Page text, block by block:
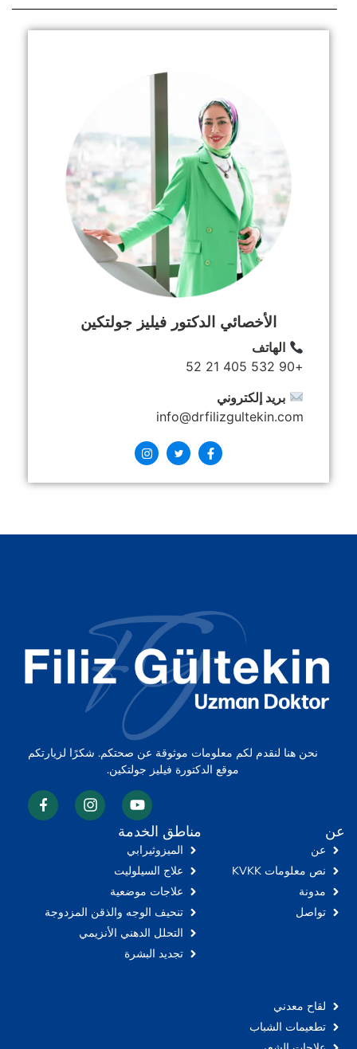
الأخصائي الدكتور فيليز جولتكين
الهاتف
+90 532 405 21 52
بريد إلكتروني
info@drfilizgultekin.com
نحن هنا لنقدم لكم معلومات موثوقة عن صحتكم. شكرًا لزيارتكم
موقع الدكتورة فيليز جولتكين.
عن
عن
نص معلومات KVKK
مدونة
تواصل
مناطق الخدمة
الميزوثيرابي
علاج السيلوليت
علاجات موضعية
تنحيف الوجه والذقن المزدوجة
التحلل الدهني الأنزيمي
تجديد البشرة
لقاح معدني
تطعيمات الشباب